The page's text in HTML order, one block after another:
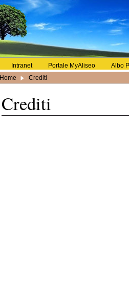
Intranet Portale MyAliseo
Albo
Home
Crediti
Crediti